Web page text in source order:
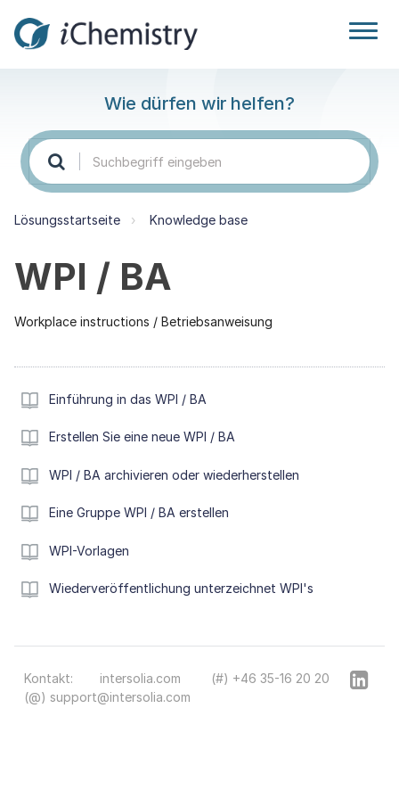
Wie dürfen wir helfen?
Lösungsstartseite Knowledge base
WPI / BA
Workplace instructions / Betriebsanweisung
Einführung in das WPI / BA
Erstellen Sie eine neue WPI / BA
WPI / BA archivieren oder wiederherstellen
Eine Gruppe WPI / BA erstellen
WPI-Vorlagen
Wiederveröffentlichung unterzeichnet WPI's
Kontakt: intersolia.com
(#) +46 35-16 20 20
(@) support@intersolia.com